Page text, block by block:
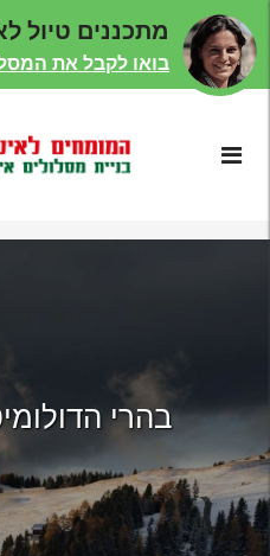
בהרי
מתכננים טיול
בואו לקבל את